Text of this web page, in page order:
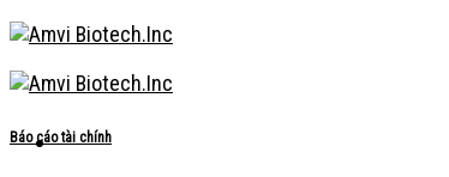
Skip
to
content
Báo cáo tài chính